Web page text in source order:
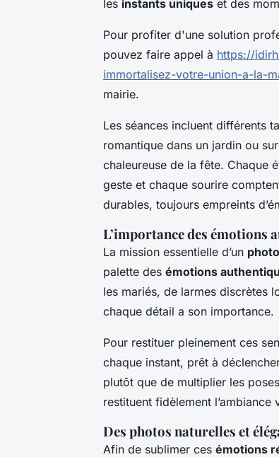
les instants uniques et des
Pour profiter d'une solution
pouvez faire appel à https://
immortalisez-votre-union-a-la-
mairie.
Les séances incluent différents
romantique dans un jardin ou
chaleureuse de la fête. Chaque
geste et chaque sourire
durables, toujours empreints
L’importance des émotions
La mission essentielle d’un
palette des émotions
les mariés, de larmes discrètes
chaque détail a son importance.
Pour restituer pleinement ces
chaque instant, prêt à
plutôt que de multiplier les
restituent fidèlement l’ambiance
Des photos naturelles et
Afin de sublimer ces émotions